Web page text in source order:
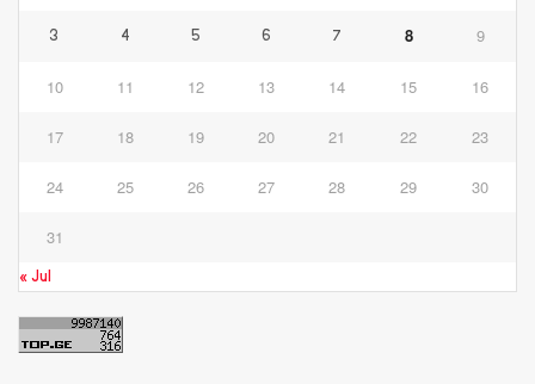
3 4 5 6 7 8 9
10 11 12 13 14 15 16
17 18 19 20 21 22 23
24 25 26 27 28 29 30
31
« Jul